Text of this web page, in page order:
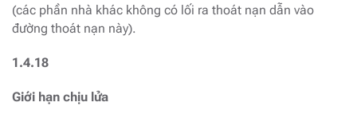
(các phần nhà khác không có lối ra thoát nạn dẫn vào
đường thoát nạn này).
1.4.18
Giới hạn chịu lửa